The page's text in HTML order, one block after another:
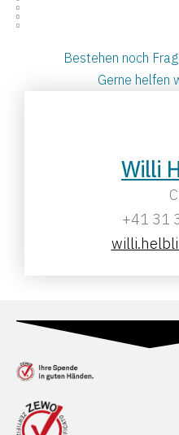
Bestehen noch
Gerne helfen
Willi
+41 31